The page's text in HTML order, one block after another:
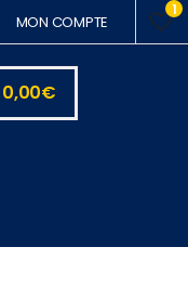
MON COMPTE
1
0,00€